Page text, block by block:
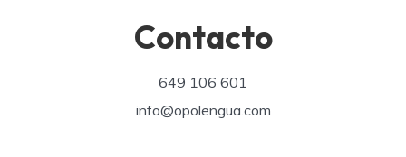
Contacto
649 106 601
info@opolengua.com